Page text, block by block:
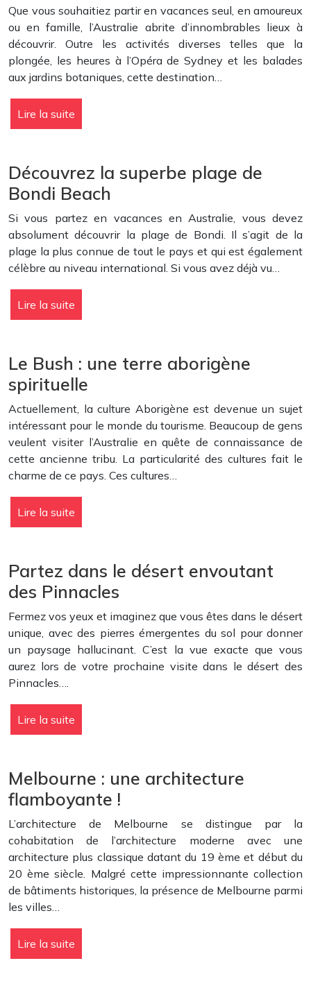
Que vous souhaitiez partir en vacances seul, en amoureux
ou en famille, l’Australie abrite d’innombrables lieux à
découvrir. Outre les activités diverses telles que la
plongée, les heures à l’Opéra de Sydney et les balades
aux jardins botaniques, cette destination…
Lire la suite
Découvrez la superbe plage de
Bondi Beach
Si vous partez en vacances en Australie, vous devez
absolument découvrir la plage de Bondi. Il s’agit de la
plage la plus connue de tout le pays et qui est également
célèbre au niveau international. Si vous avez déjà vu…
Lire la suite
Le Bush : une terre aborigène
spirituelle
Actuellement, la culture Aborigène est devenue un sujet
intéressant pour le monde du tourisme. Beaucoup de gens
veulent visiter l’Australie en quête de connaissance de
cette ancienne tribu. La particularité des cultures fait le
charme de ce pays. Ces cultures…
Lire la suite
Partez dans le désert envoutant
des Pinnacles
Fermez vos yeux et imaginez que vous êtes dans le désert
unique, avec des pierres émergentes du sol pour donner
un paysage hallucinant. C’est la vue exacte que vous
aurez lors de votre prochaine visite dans le désert des
Pinnacles….
Lire la suite
Melbourne : une architecture
flamboyante !
L’architecture de Melbourne se distingue par la
cohabitation de l’architecture moderne avec une
architecture plus classique datant du 19 ème et début du
20 ème siècle. Malgré cette impressionnante collection
de bâtiments historiques, la présence de Melbourne parmi
les villes…
Lire la suite